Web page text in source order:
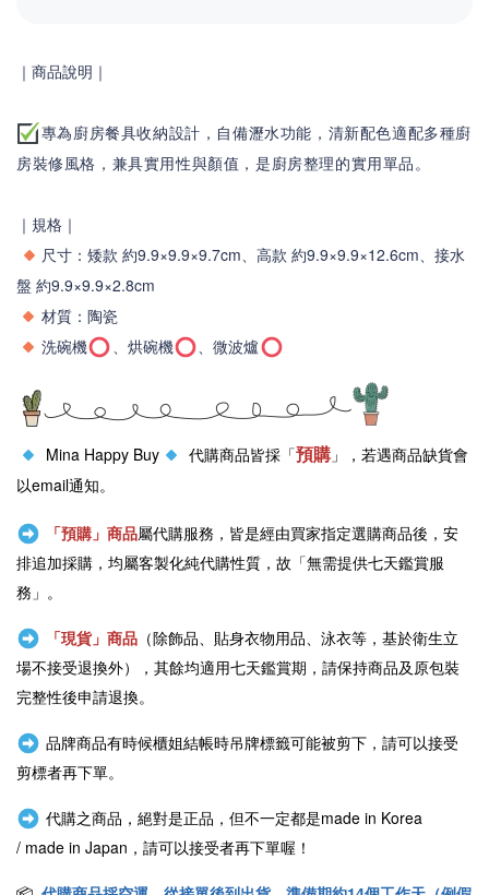
｜商品說明｜
專為廚房餐具收納設計，自備瀝水功能，清新配色適配多種廚
房裝修風格，兼具實用性與顏值，是廚房整理的實用單品。
｜規格｜
尺寸：矮款 約9.9×9.9×9.7cm、高款 約9.9×9.9×12.6cm、接水
盤 約9.9×9.9×2.8cm
材質：陶瓷
洗碗機
、烘碗機 、微波爐
Mina Happy Buy 代購商品皆採「預購」，若遇商品缺貨會
以email通知。
「預購」商品屬代購服務，皆是經由買家指定選購商品後，安
排追加採購，均屬客製化純代購性質，故「無需提供七天鑑賞服
務」。
「現貨」商品（除飾品、貼身衣物用品、泳衣等，基於衛生立
場不接受退換外），其餘均適用七天鑑賞期，請保持商品及原包裝
完整性後申請退換。
品牌商品有時候櫃姐結帳時吊牌標籤可能被剪下，請可以接受
剪標者再下單。
代購之商品，絕對是正品，但不一定都是made in Korea
/ made in Japan ，請可以接受者再下單喔！